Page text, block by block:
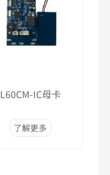
L60CM-IC母卡
了解更多